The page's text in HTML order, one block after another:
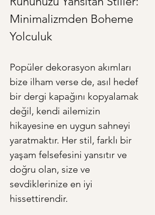
Minimalizmden Boheme
Yolculuk
Popüler dekorasyon akımları
bize ilham verse de, asıl hedef
bir dergi kapağını kopyalamak
değil, kendi ailemizin
hikayesine en uygun sahneyi
yaratmaktır. Her stil, farklı bir
yaşam felsefesini yansıtır ve
doğru olan, size ve
sevdiklerinize en iyi
hissettirendir.